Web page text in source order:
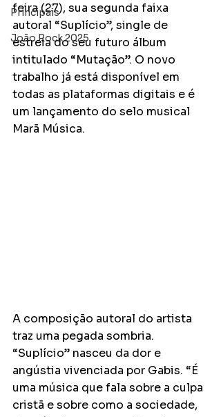
Principais
João Rock 2025
feira (27), sua segunda faixa
autoral “Suplício”, single de
estreia do seu futuro álbum
intitulado “Mutação”. O novo
trabalho já está disponível em
todas as plataformas digitais e é
um lançamento do selo musical
Marã Música.
A composição autoral do artista
traz uma pegada sombria.
“Suplício” nasceu da dor e
angústia vivenciada por Gabis. “É
uma música que fala sobre a culpa
cristã e sobre como a sociedade,